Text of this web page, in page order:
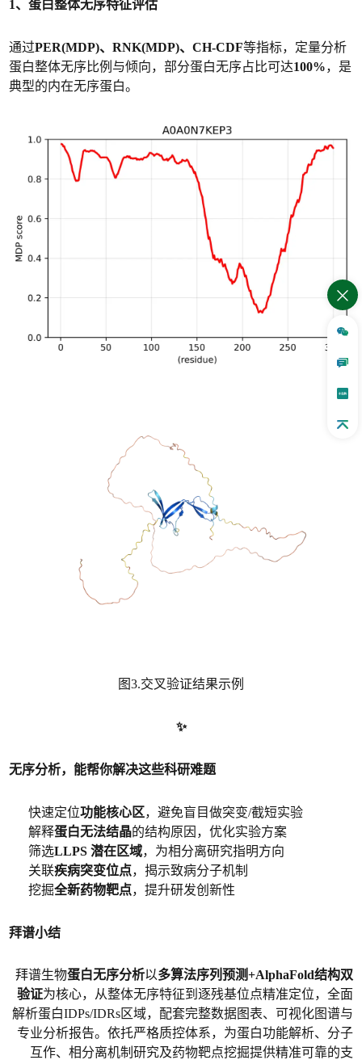
1、蛋白整体无序特征评估
通过PER(MDP)、RNK(MDP)、CH-CDF等指标，定量分析
蛋白整体无序比例与倾向，部分蛋白无序占比可达100%，是
典型的内在无序蛋白。
图3.交叉验证结果示例
✨
无序分析，能帮你解决这些科研难题
快速定位功能核心区，避免盲目做突变/截短实验
解释蛋白无法结晶的结构原因，优化实验方案
筛选LLPS 潜在区域，为相分离研究指明方向
关联疾病突变位点，揭示致病分子机制
挖掘全新药物靶点，提升研发创新性
拜谱小结
拜谱生物蛋白无序分析以多算法序列预测+AlphaFold结构双
验证为核心，从整体无序特征到逐残基位点精准定位，全面
解析蛋白IDPs/IDRs区域，配套完整数据图表、可视化图谱与
专业分析报告。依托严格质控体系，为蛋白功能解析、分子
互作、相分离机制研究及药物靶点挖掘提供精准可靠的支